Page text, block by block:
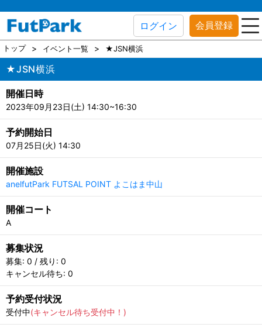
ログイン 会員登録
トップ イベント一覧 ★JSN横浜
★JSN横浜
開催日時
2023年09月23日(土) 14:30~16:30
予約開始日
07月25日(火) 14:30
開催施設
anelfutPark FUTSAL POINT よこはま中山
開催コート
A
募集状況
募集: 0 / 残り: 0
キャンセル待ち: 0
予約受付状況
受付中(キャンセル待ち受付中！)